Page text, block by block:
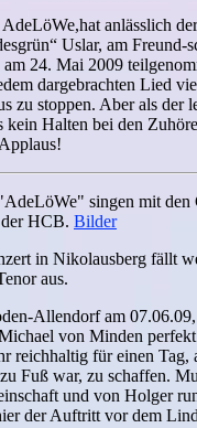
anlässlich
Uslar, am Freund-
24. Mai 2009
dargebrachten Lied
zu stoppen. Aber als der
kein Halten bei den
singen mit den
HCB. Bilder
in Nikolausberg fällt
aus.
Allendorf am
von Minden perfekt
reichhaltig für einen Tag,
Fuß war, zu schaffen.
und von Holger
der Auftritt vor dem